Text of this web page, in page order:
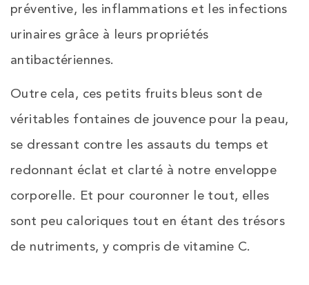
préventive, les inflammations et les infections
urinaires grâce à leurs propriétés
antibactériennes.
Outre cela, ces petits fruits bleus sont de
véritables fontaines de jouvence pour la peau,
se dressant contre les assauts du temps et
redonnant éclat et clarté à notre enveloppe
corporelle. Et pour couronner le tout, elles
sont peu caloriques tout en étant des trésors
de nutriments, y compris de vitamine C.